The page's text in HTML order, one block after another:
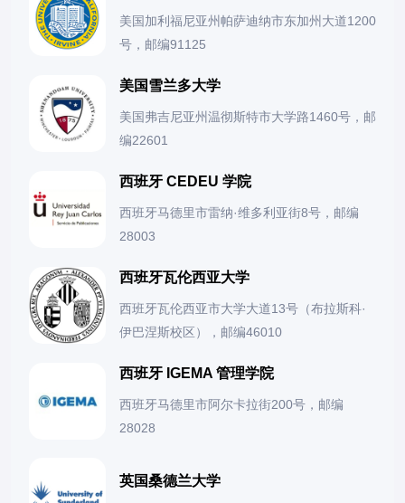
美国加利福尼亚州帕萨迪纳市东加州大道1200
号，邮编91125
美国雪兰多大学
美国弗吉尼亚州温彻斯特市大学路1460号，邮
编22601
西班牙 CEDEU 学院
西班牙马德里市雷纳·维多利亚街8号，邮编
28003
西班牙瓦伦西亚大学
西班牙瓦伦西亚市大学大道13号（布拉斯科·
伊巴涅斯校区），邮编46010
西班牙 IGEMA 管理学院
西班牙马德里市阿尔卡拉街200号，邮编
28028
英国桑德兰大学